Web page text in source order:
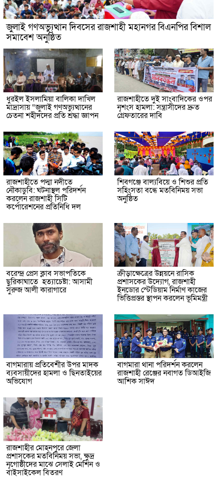
জুলাই গণঅভ্যুত্থান দিবসের রাজশাহী মহানগর বিএনপির বিশাল
সমাবেশ অনুষ্ঠিত
ধুরইল ইসলামিয়া বালিকা দাখিল
মাদ্রাসায় “জুলাই গণঅভ্যুত্থানের
চেতনা শহীদদের প্রতি শ্রদ্ধা জ্ঞাপন
রাজশাহীতে দুই সাংবাদিকের ওপর
নৃশংস হামলা: সন্ত্রাসীদের দ্রুত
গ্রেফতারের দাবি
রাজশাহীতে পদ্মা নদীতে
নৌকাডুবি: ঘটনাস্থল পরিদর্শন
করলেন রাজশাহী সিটি
কর্পোরেশনের প্রতিনিধি দল
শিবগঞ্জে বাল্যবিয়ে ও শিশুর প্রতি
সহিংসতা বন্ধে মতবিনিময় সভা
অনুষ্ঠিত
বরেন্দ্র প্রেস ক্লাব সভাপতিকে
ছুরিকাঘাতে হত্যাচেষ্টা: আসামী
সুরুজ আলী কারাগারে
ক্রীড়াক্ষেত্রের উন্নয়নে রাসিক
প্রশাসকের উদ্যোগ, রাজশাহী
ইনডোর স্টেডিয়াম নির্মাণ কাজের
ভিত্তিপ্রস্তর স্থাপন করলেন ভূমিমন্ত্রী
বাগমারায় প্রতিবেশীর উপর মাদক
ব্যবসায়ীদের হামলা ও ছিনতাইয়ের
অভিযোগ
বাগমারা থানা পরিদর্শন করলেন
রাজশাহী রেঞ্জের নবাগত ডিআইজি
আশিক সাঈদ
রাজশাহীর মোহনপুরে জেলা
প্রশাসকের মতবিনিময় সভা, ক্ষুদ্র
নৃগোষ্ঠীদের মাঝে সেলাই মেশিন ও
বাইসাইকেল বিতরণ